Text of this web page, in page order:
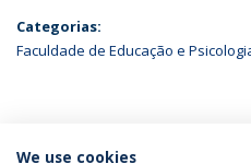
Categorias:
Faculdade de Educação e
ÚLTIMAS NOTÍCIAS
We use cookies